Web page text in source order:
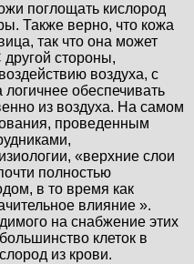
поглощать кислород
Также верно, что кожа
так что она может
другой стороны,
воздуха, с
обеспечивать
из воздуха. На самом
проведенным
«верхние слои
полностью
в то время как
влияние ».
на снабжение этих
клеток в
из крови.